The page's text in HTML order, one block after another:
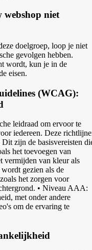
webshop niet
doelgroep, loop je niet
gevolgen hebben.
wordt, kun je in de
eisen.
(WCAG):
leidraad om ervoor te
iedereen. Deze
zijn de basisvereisten
het toevoegen van
vermijden van kleur als
gezien als de
het zorgen voor
• Niveau AAA:
met onder andere
om de ervaring te